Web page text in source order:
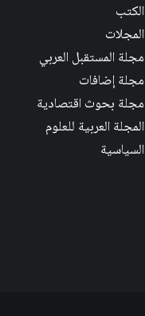
الكتب
المجلات
مجلة المستقبل العربي
مجلة إضافات
مجلة بحوث اقتصادية
المجلة العربية للعلوم
السياسية